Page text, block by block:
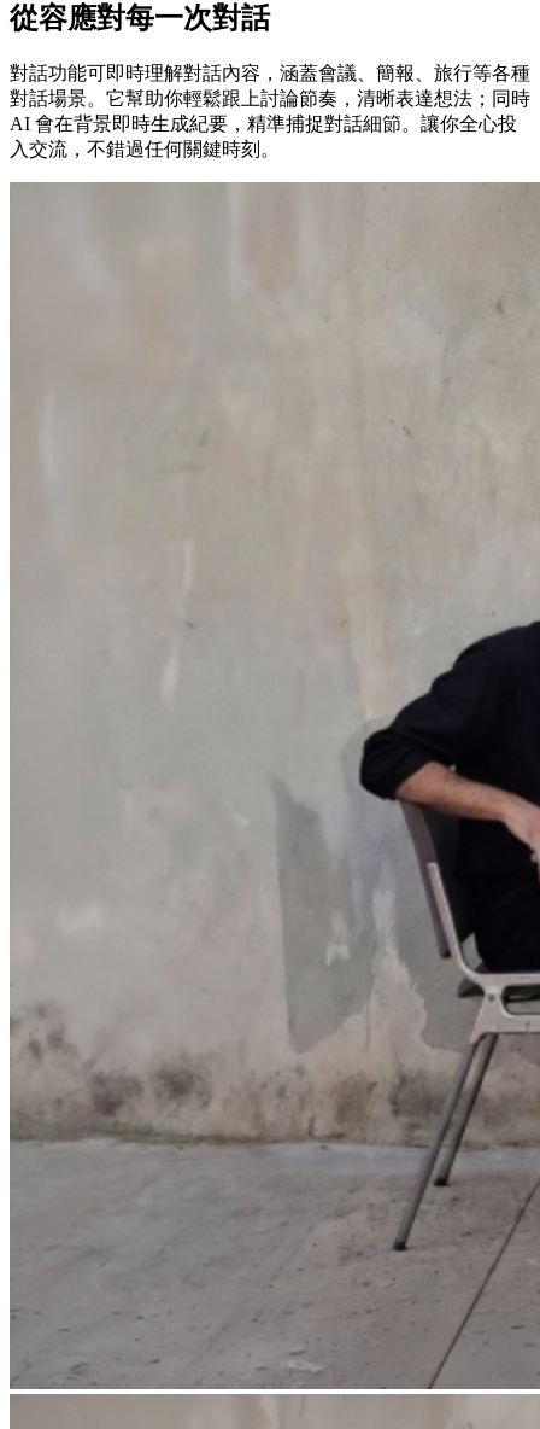
從容應對每一次對話
對話功能可即時理解對話內容，涵蓋會議、簡報、旅行等各種
對話場景。它幫助你輕鬆跟上討論節奏，清晰表達想法；同時
AI 會在背景即時生成紀要，精準捕捉對話細節。讓你全心投
入交流，不錯過任何關鍵時刻。